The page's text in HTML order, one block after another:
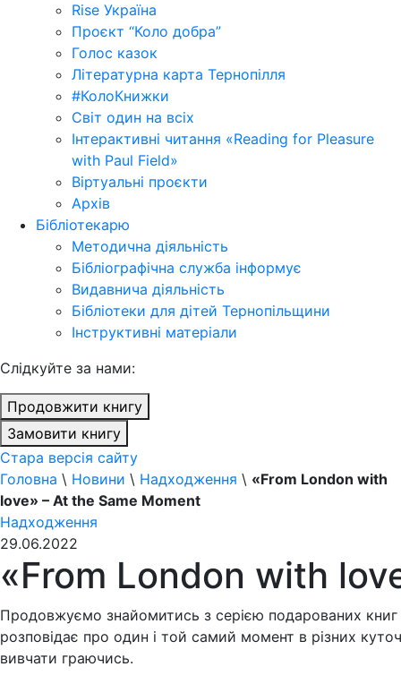
Rise Україна
Проєкт “Коло добра”
Голос казок
Літературна карта Тернопілля
#КолоКнижки
Світ один на всіх
Інтерактивні читання «Reading for Pleasure
with Paul Field»
Віртуальні проєкти
Архів
Бібліотекарю
Методична діяльність
Бібліографічна служба інформує
Видавнича діяльність
Бібліотеки для дітей Тернопільщини
Інструктивні матеріали
Cлідкуйте за нами:
Продовжити книгу
Замовити книгу
Стара версія сайту
Головна \ Новини \ Надходження \ «From London with
love» – At the Same Moment
Надходження
29.06.2022
«From London with
Продовжуємо знайомитись з серією подарованих
розповідає про один і той самий момент в різних
вивчати граючись.